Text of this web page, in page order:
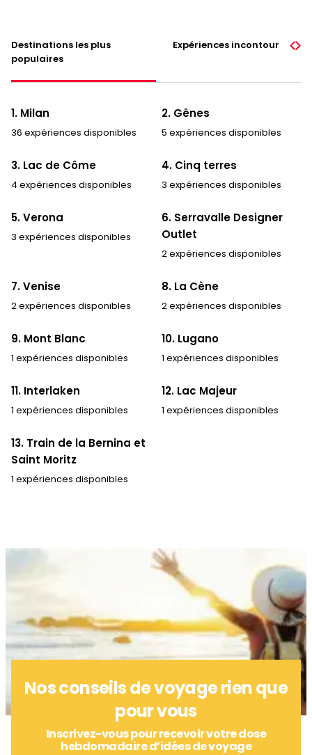
Destinations les plus
populaires
Expériences incontournables
1. Milan
36 expériences disponibles
2. Gênes
5 expériences disponibles
3. Lac de Côme
4 expériences disponibles
4. Cinq terres
3 expériences disponibles
5. Verona
3 expériences disponibles
6. Serravalle Designer
Outlet
2 expériences disponibles
7. Venise
2 expériences disponibles
8. La Cène
2 expériences disponibles
9. Mont Blanc
1 expériences disponibles
10. Lugano
1 expériences disponibles
11. Interlaken
1 expériences disponibles
12. Lac Majeur
1 expériences disponibles
13. Train de la Bernina et
Saint Moritz
1 expériences disponibles
Nos conseils de voyage rien que
pour vous
Inscrivez-vous pour recevoir votre dose
hebdomadaire d’idées de voyage